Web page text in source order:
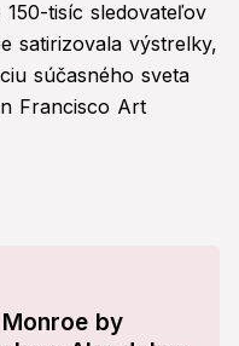
tisíc sledovateľov
satirizovala výstrelky,
súčasného sveta
Francisco Art
by